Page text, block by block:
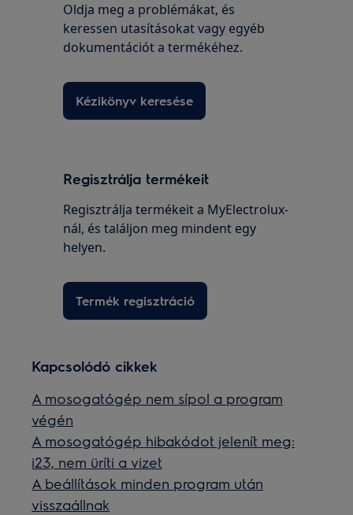
Oldja meg a problémákat, és
keressen utasításokat vagy egyéb
dokumentációt a termékéhez.
Kézikönyv keresése
Regisztrálja termékeit
Regisztrálja termékeit a MyElectrolux-
nál, és találjon meg mindent egy
helyen.
Termék regisztráció
Kapcsolódó cikkek
A mosogatógép nem sípol a program
végén
A mosogatógép hibakódot jelenít meg:
i23, nem üríti a vizet
A beállítások minden program után
visszaállnak